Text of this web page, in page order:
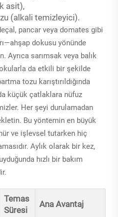
asit),
(alkali temizleyici).
pancar veya domates gibi
dokusu yönünde
Ayrıca sarımsak veya balık
da etkili bir şekilde
tozu karıştırıldığında
küçük çatlaklara nüfuz
Her şeyi durulamadan
Bu yöntemin en büyük
ve işlevsel tutarken hiç
Aylık olarak bir kez,
hızlı bir bakım
Temas
Süresi
Ana Avantaj